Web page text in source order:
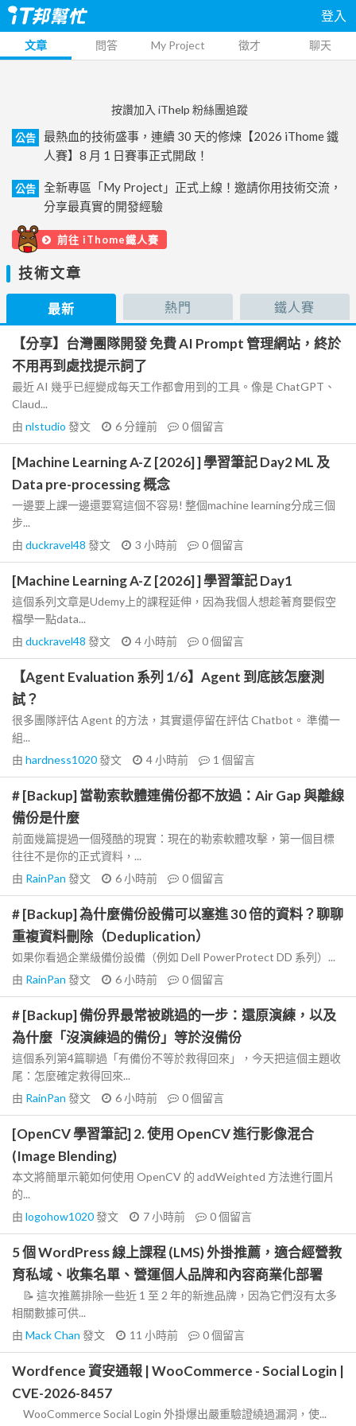
登入
文章 問答 My Project 徵才 聊天
按讚加入 iThelp 粉絲團追蹤
公告
最熱血的技術盛事，連續 30 天的修煉【2026 iThome 鐵
人賽】8 月 1 日賽事正式開啟！
公告
全新專區「My Project」正式上線！邀請你用技術交流，
分享最真實的開發經驗
前往 iThome鐵人賽
技術文章
最新 熱門 鐵人賽
【分享】台灣團隊開發 免費 AI Prompt 管理網站，終於
不用再到處找提示詞了
最近 AI 幾乎已經變成每天工作都會用到的工具。像是 ChatGPT、
Claud...
由 nlstudio 發文 6 分鐘前 0個留言
[Machine Learning A-Z [2026] ] 學習筆記 Day2 ML 及
Data pre-processing 概念
一邊要上課一邊還要寫這個不容易! 整個machine learning分成三個
步...
由 duckravel48 發文 3 小時前 0個留言
[Machine Learning A-Z [2026] ] 學習筆記 Day1
這個系列文章是Udemy上的課程延伸，因為我個人想趁著育嬰假空
檔學一點data...
由 duckravel48 發文 4 小時前 0個留言
【Agent Evaluation 系列 1/6】Agent 到底該怎麼測
試？
很多團隊評估 Agent 的方法，其實還停留在評估 Chatbot。 準備一
組...
由 hardness1020發文 4 小時前 1 個留言
# [Backup] 當勒索軟體連備份都不放過：Air Gap 與離線
備份是什麼
前面幾篇提過一個殘酷的現實：現在的勒索軟體攻擊，第一個目標
往往不是你的正式資料，...
由 RainPan 發文 6 小時前 0個留言
# [Backup] 為什麼備份設備可以塞進 30 倍的資料？聊聊
重複資料刪除（Deduplication）
如果你看過企業級備份設備（例如 Dell PowerProtect DD 系列）...
由 RainPan 發文 6 小時前 0個留言
# [Backup] 備份界最常被跳過的一步：還原演練，以及
為什麼「沒演練過的備份」等於沒備份
這個系列第4篇聊過「有備份不等於救得回來」，今天把這個主題收
尾：怎麼確定救得回來...
由 RainPan 發文 6 小時前 0個留言
[OpenCV 學習筆記] 2. 使用 OpenCV 進行影像混合
(Image Blending)
本文將簡單示範如何使用 OpenCV 的 addWeighted 方法進行圖片
的...
由 logohow1020發文 7 小時前 0個留言
5 個 WordPress 線上課程 (LMS) 外掛推薦，適合經營教
育私域、收集名單、營運個人品牌和內容商業化部署
📝 這次推薦排除一些近 1 至 2 年的新進品牌，因為它們沒有太多
相關數據可供...
由 Mack Chan 發文 11 小時前 0個留言
Wordfence 資安通報 | WooCommerce - Social Login |
CVE-2026-8457
WooCommerce Social Login 外掛爆出嚴重驗證繞過漏洞，使...